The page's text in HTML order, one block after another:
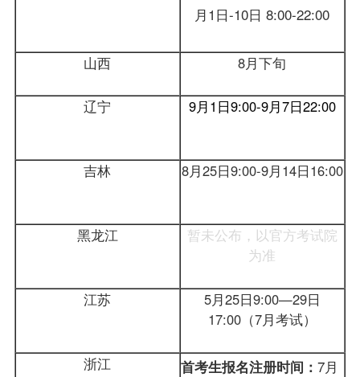
月1日-10日8:00-22:00
山西 8月下旬
辽宁 9月1日9:00-9月7日22:00
吉林 8月25日9:00-9月14日16:00
黑龙江
暂未公布，以官方考试院
为准
江苏
5月25日9:00—29日
17:00（7月考试）
浙江 首考生报名注册时间： 7月